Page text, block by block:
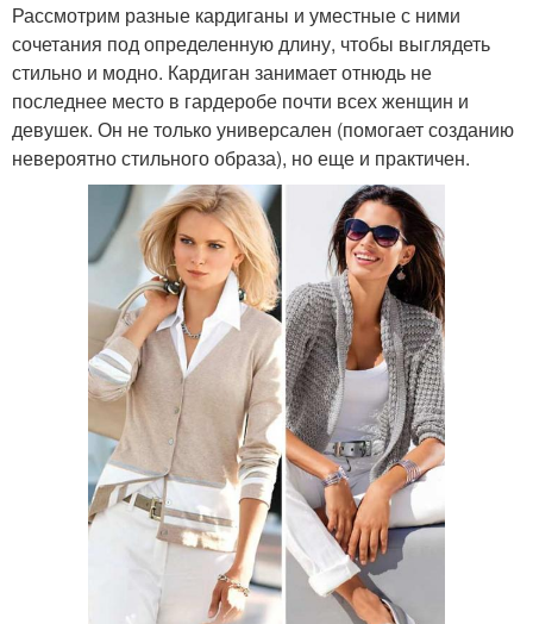
Рассмотрим разные кардиганы и уместные с ними
сочетания под определенную длину, чтобы выглядеть
стильно и модно. Кардиган занимает отнюдь не
последнее место в гардеробе почти всех женщин и
девушек. Он не только универсален (помогает созданию
невероятно стильного образа), но еще и практичен.